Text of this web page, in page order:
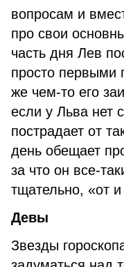
вопросам и
про свои
часть дня Лев
просто первыми
же чем-то его
если у Льва нет
пострадает от
день обещает
за что он все-
тщательно, «от
Девы
Звезды